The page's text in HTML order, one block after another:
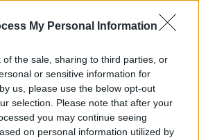
My Personal Information
of the sale, sharing to third parties, or
or sensitive information for
us, please use the below opt-out
selection. Please note that after your
you may continue seeing
on personal information utilized by
élelmiszer-szükségletnek
mértékben élelmiszert
körének az egyéb fogyasztási
És így a két rész (az
élelmiszer-szükséglet
adatgyűjtésből származó
egyéb kiadások) összege
forint-összegét.